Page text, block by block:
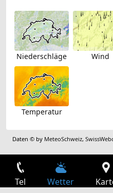
Niederschläge Wind
Temperatur
Daten © by MeteoSchweiz,
Tel Wetter